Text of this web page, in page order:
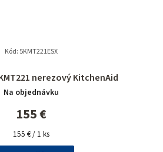
nerezový KitchenAid
Na objednávku
155 €
Jednotková
cena:
155 € / 1 ks
Kód: 5KMT221ESX